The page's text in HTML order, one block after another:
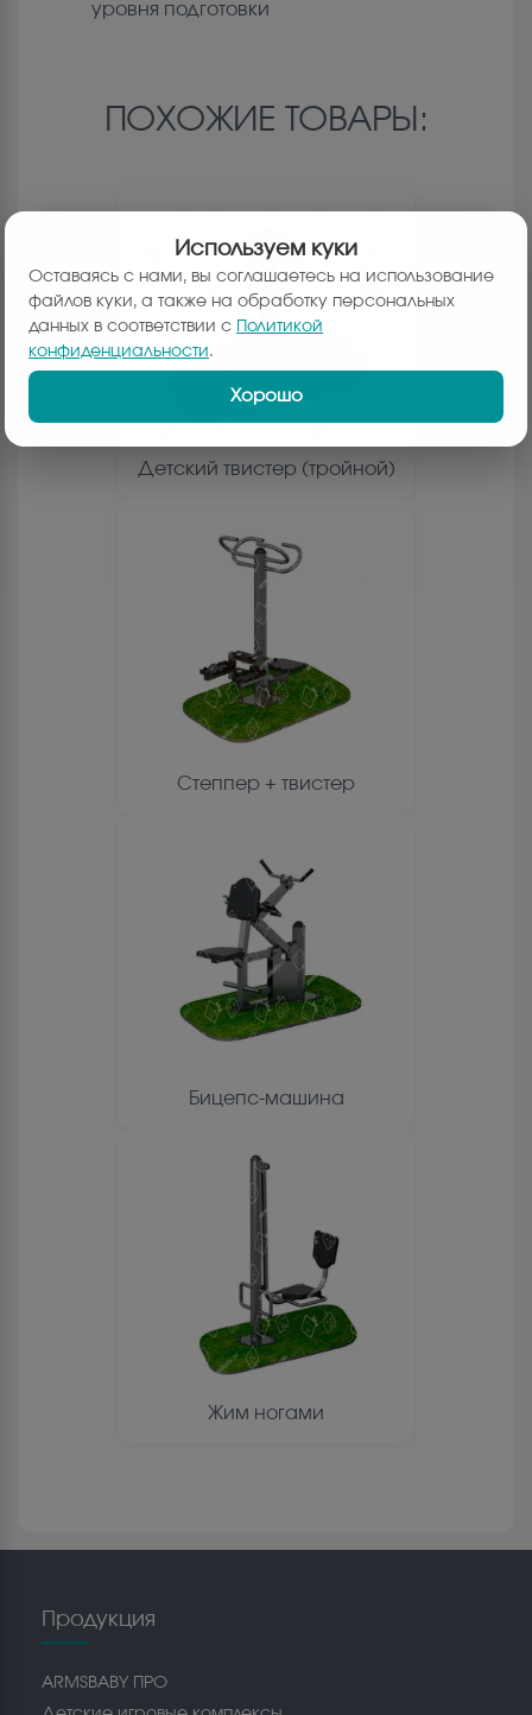
уровня подготовки
ПОХОЖИЕ ТОВАРЫ:
Детский твистер (тройной)
Степпер + твистер
Бицепс-машина
Жим ногами
Продукция
ARMSBABY ПРО
Используем куки
Оставаясь с нами, вы соглашаетесь на использование
файлов куки, а также на обработку персональных
данных в соответствии с
Политикой
конфиденциальности.
Хорошо